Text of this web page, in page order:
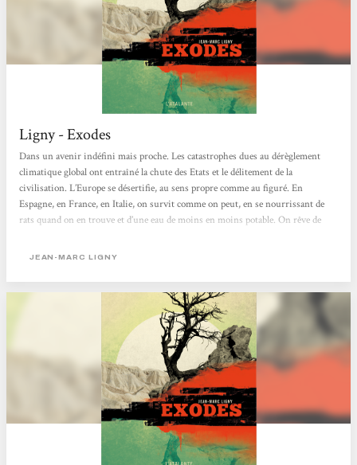
Ligny - Exodes
Dans un avenir indéfini mais proche. Les catastrophes dues au dérèglement
climatique global ont entraîné la chute des Etats et le délitement de la
civilisation. L’Europe se désertifie, au sens propre comme au figuré. En
Espagne, en France, en Italie, on survit comme on peut, en se nourrissant de
rats quand on en trouve et d’une eau de moins en moins potable. On rêve de
les îles Lofoten, en Norvège, la pêche est de plus en plus pauvre et l’afflux
JEAN-MARC LIGNY